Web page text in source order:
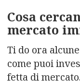
Cosa
mercato
Ti do ora
come puoi
fetta di mercato.